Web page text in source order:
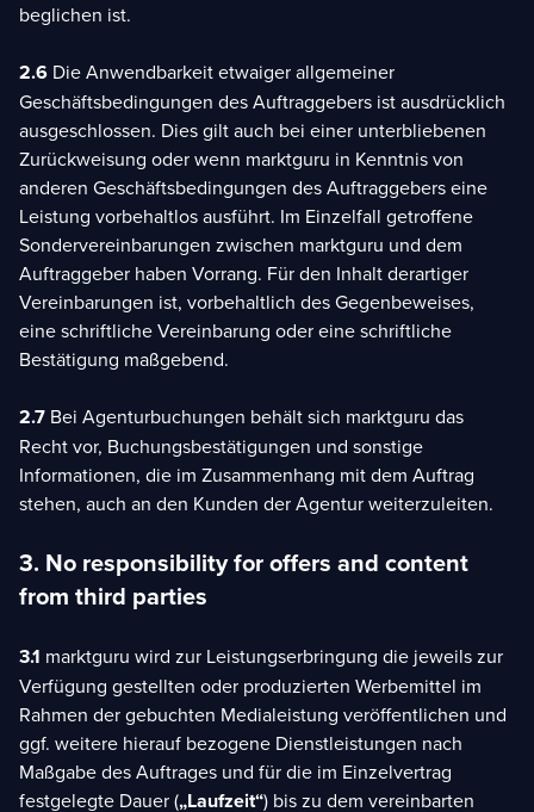
beglichen ist.
2.6 Die Anwendbarkeit etwaiger allgemeiner
Geschäftsbedingungen des Auftraggebers ist ausdrücklich
ausgeschlossen. Dies gilt auch bei einer unterbliebenen
Zurückweisung oder wenn marktguru in Kenntnis von
anderen Geschäftsbedingungen des Auftraggebers eine
Leistung vorbehaltlos ausführt. Im Einzelfall getroffene
Sondervereinbarungen zwischen marktguru und dem
Auftraggeber haben Vorrang. Für den Inhalt derartiger
Vereinbarungen ist, vorbehaltlich des Gegenbeweises,
eine schriftliche Vereinbarung oder eine schriftliche
Bestätigung maßgebend.
2.7 Bei Agenturbuchungen behält sich marktguru das
Recht vor, Buchungsbestätigungen und sonstige
Informationen, die im Zusammenhang mit dem Auftrag
stehen, auch an den Kunden der Agentur weiterzuleiten.
3. No responsibility for offers and content
from third parties
3.1 marktguru wird zur Leistungserbringung die jeweils zur
Verfügung gestellten oder produzierten Werbemittel im
Rahmen der gebuchten Medialeistung veröffentlichen und
ggf. weitere hierauf bezogene Dienstleistungen nach
Maßgabe des Auftrages und für die im Einzelvertrag
festgelegte Dauer („Laufzeit“) bis zu dem vereinbarten